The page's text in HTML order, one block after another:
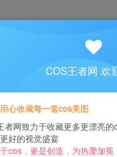
读，请付费后查看
免费 钻石会员免费
COS王者网 欢
心收藏每一套cos美图
者网致力于收藏更多更漂亮
好的视觉盛宴
cos，更是创造，为热爱加冕